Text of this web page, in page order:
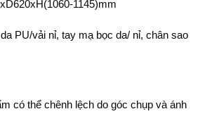
1145)mm
PU/vải nỉ, tay mạ bọc da/ nỉ, chân sao
có thể chênh lệch do góc chụp và ánh